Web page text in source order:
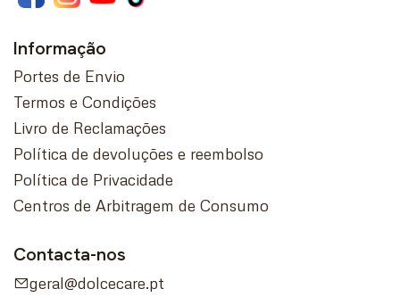
Informação
Portes de Envio
Termos e Condições
Livro de Reclamações
Política de devoluções e reembolso
Política de Privacidade
Centros de Arbitragem de Consumo
Contacta-nos
geral@dolcecare.pt